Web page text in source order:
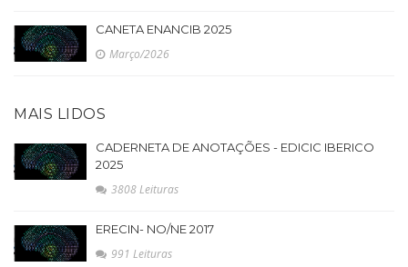
CANETA ENANCIB 2025
Março/2026
MAIS LIDOS
CADERNETA DE ANOTAÇÕES - EDICIC IBERICO
2025
3808 Leituras
ERECIN- NO/NE 2017
991 Leituras